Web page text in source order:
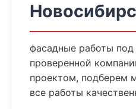
фасадные работы под
проверенной
проектом, подберем
все работы